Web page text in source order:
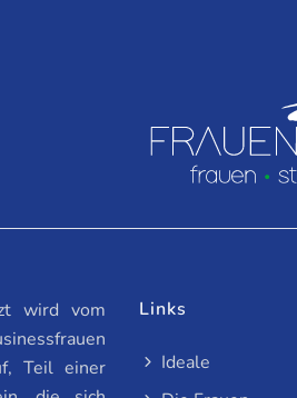
wird vom
Teil einer
Links
Ideale